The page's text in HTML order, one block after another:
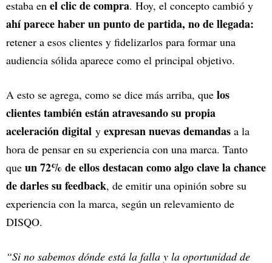
estaba en el clic de compra. Hoy, el concepto cambió y
ahí parece haber un punto de partida, no de llegada:
retener a esos clientes y fidelizarlos para formar una
audiencia sólida aparece como el principal objetivo.
A esto se agrega, como se dice más arriba, que los
clientes también están atravesando su propia
aceleración digital y expresan nuevas demandas a la
hora de pensar en su experiencia con una marca. Tanto
que un 72% de ellos destacan como algo clave la chance
de darles su feedback, de emitir una opinión sobre su
experiencia con la marca, según un relevamiento de
DISQO.
“Si no sabemos dónde está la falla y la oportunidad de